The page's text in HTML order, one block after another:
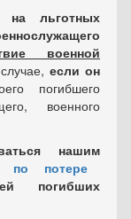
на льготных
военной
если он
погибшего
военного
нашим
по потере
погибших